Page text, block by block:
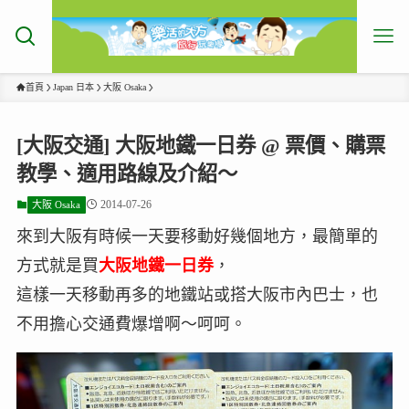
首頁 Japan 日本 大阪 Osaka
[大阪交通] 大阪地鐵一日券 @ 票價、購票
教學、適用路線及介紹～
大阪 Osaka 2014-07-26
來到大阪有時候一天要移動好幾個地方，最簡單的
方式就是買大阪地鐵一日券，
這樣一天移動再多的地鐵站或搭大阪市內巴士，也
不用擔心交通費爆增啊～呵呵。